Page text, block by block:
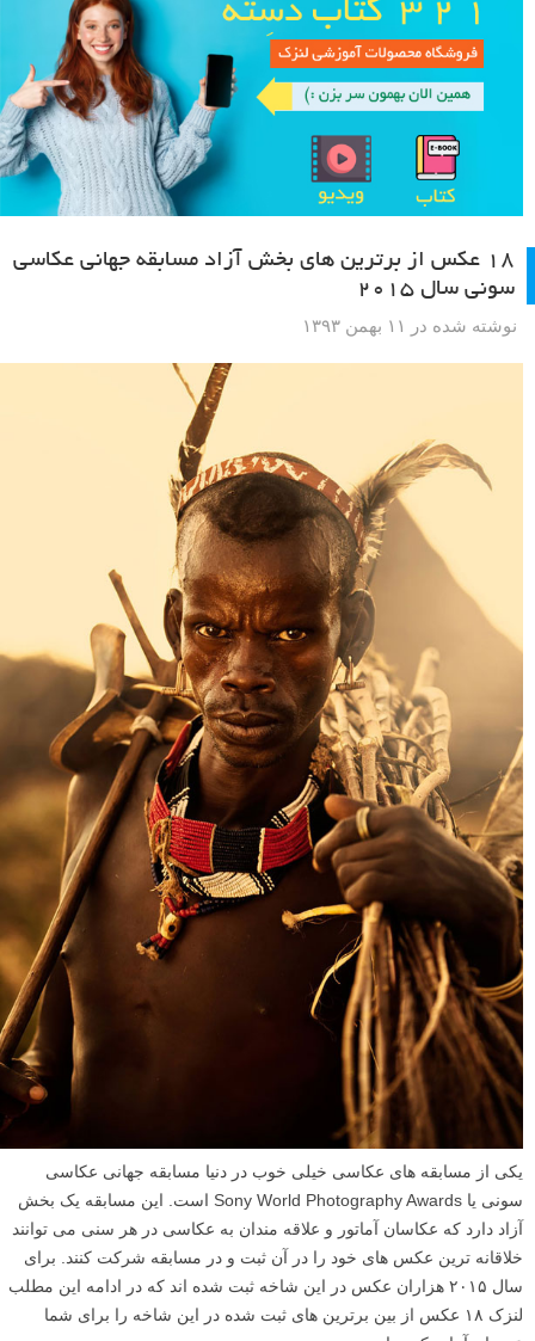
۱۸ عکس از برترین های بخش آزاد مسابقه جهانی عکاسی
سونی سال ۲۰۱۵
نوشته شده در ۱۱ بهمن ۱۳۹۳
یکی از مسابقه های عکاسی خیلی خوب در دنیا مسابقه جهانی عکاسی
سونی یا Sony World Photography Awards است. این مسابقه یک بخش
آزاد دارد که عکاسان آماتور و علاقه مندان به عکاسی در هر سنی می توانند
خلاقانه ترین عکس های خود را در آن ثبت و در مسابقه شرکت کنند. برای
سال ۲۰۱۵ هزاران عکس در این شاخه ثبت شده اند که در ادامه این مطلب
لنزک ۱۸ عکس از بین برترین های ثبت شده در این شاخه را برای شما